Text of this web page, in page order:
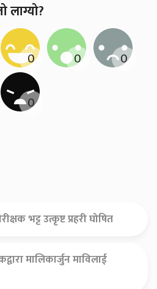
लाग्यो?
भट्ट उत्कृष्ट प्रहरी घोषित
मालिकार्जुन माविलाई